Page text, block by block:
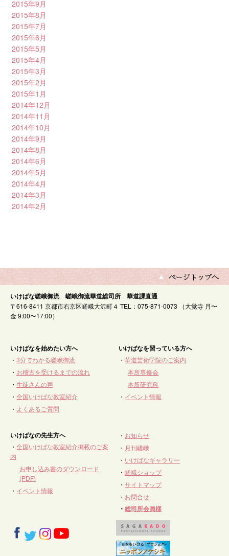
2015年9月
2015年8月
2015年7月
2015年6月
2015年5月
2015年4月
2015年3月
2015年2月
2015年1月
2014年12月
2014年11月
2014年10月
2014年9月
2014年8月
2014年6月
2014年5月
2014年4月
2014年3月
2014年2月
いけばな嵯峨御流 嵯峨御流華道総司所 華道課直通
〒616-8411 京都市右京区嵯峨大沢町４ TEL：075-871-0073 （大覚寺 月〜
金 9:00〜17:00）
いけばなを始めたい方へ
・ 3分でわかる嵯峨御流
・ お稽古を受けるまでの流れ
・ 生徒さんの声
・ 全国いけばな教室紹介
・ よくあるご質問
いけばなを習っている方へ
・華道芸術学院のご案内
本所専修会
本所研究科
・ イベント情報
いけばなの先生方へ
・ 全国いけばな教室紹介掲載のご案
内
お申し込み書のダウンロード
(PDF)
・ イベント情報
・ お知らせ
・ 月刊嵯峨
・ いけばなギャラリー
・嵯峨ショップ
・サイトマップ
・ お問合せ
・総司所会員様